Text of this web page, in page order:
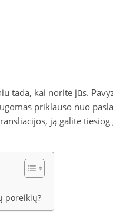
tada, kai norite jūs.
priklauso nuo
ją galite
poreikių?